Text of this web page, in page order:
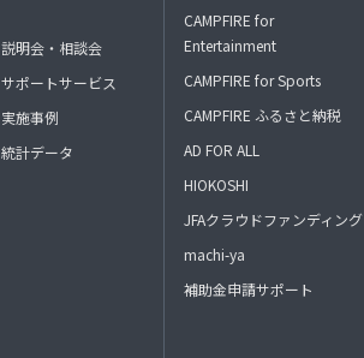
説明会・相談会
サポートサービス
実施事例
統計データ
CAMPFIRE for
Entertainment
CAMPFIRE for Sports
CAMPFIRE ふるさと納税
AD FOR ALL
HIOKOSHI
JFAクラウドファンディング
machi-ya
補助金申請サポート